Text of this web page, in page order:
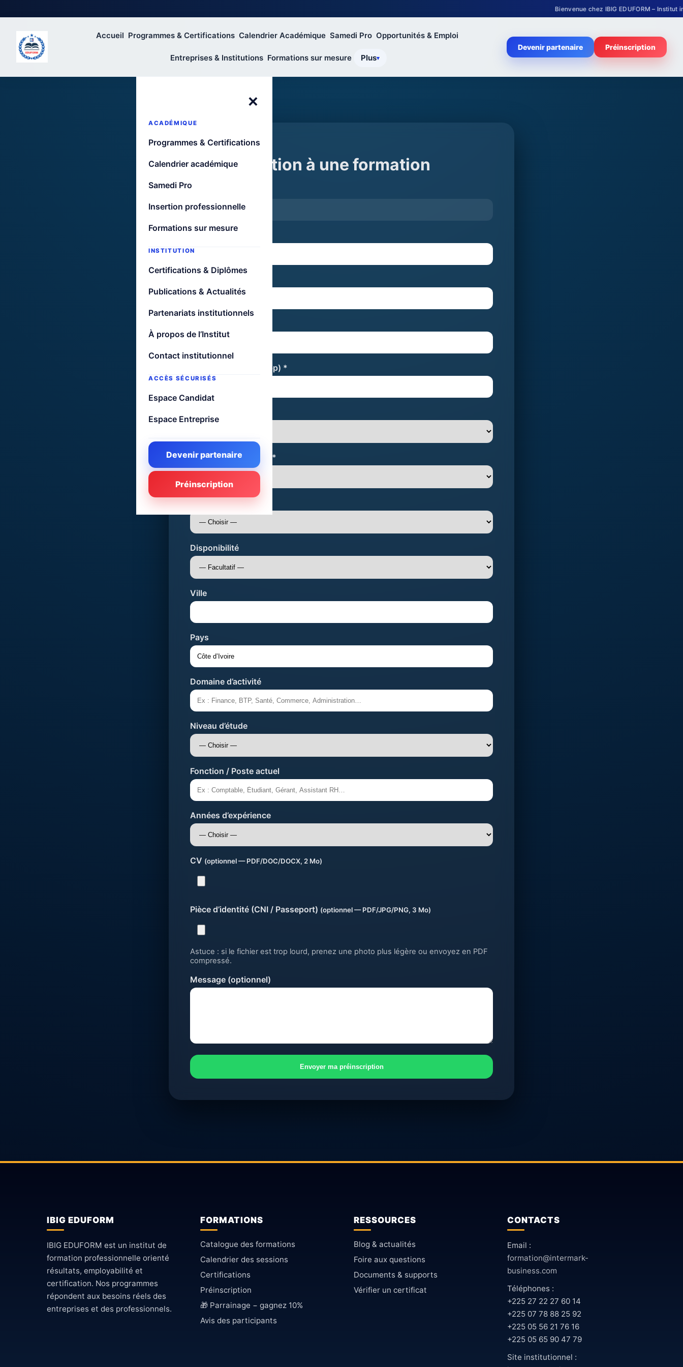
Bienvenue chez IBIG EDUFORM – Institut
Accueil Programmes & Certifications Calendrier Académique Samedi Pro Opportunités & Emploi
Entreprises & Institutions Formations sur mesure Plus
Devenir partenaire Préinscription
×
ACADÉMIQUE
Programmes & Certifications
Calendrier académique
Samedi Pro
Insertion professionnelle
Formations sur mesure
INSTITUTION
Certifications & Diplômes
Publications & Actualités
Partenariats institutionnels
À propos de l’Institut
Contact institutionnel
ACCÈS SÉCURISÉS
Espace Candidat
Espace Entreprise
Devenir partenaire
Préinscription
Préinscription à une formation
Formation choisie
Nom *
Téléphone (WhatsApp) *
Statut professionnel *
Disponibilité
Ville
Pays
Domaine d’activité
Niveau d’étude
Fonction / Poste actuel
Années d’expérience
CV (optionnel — PDF/DOC/DOCX, 2 Mo)
Pièce d’identité (CNI / Passeport) (optionnel — PDF/JPG/PNG, 3 Mo)
Astuce : si le fichier est trop lourd, prenez une photo plus légère ou envoyez en PDF
compressé.
Message (optionnel)
Envoyer ma préinscription
IBIG EDUFORM
IBIG EDUFORM est un institut de
formation professionnelle orienté
résultats, employabilité et
certification. Nos programmes
répondent aux besoins réels des
entreprises et des professionnels.
FORMATIONS
Catalogue des formations
Calendrier des sessions
Certifications
Préinscription
🎁 Parrainage − gagnez 10%
Avis des participants
RESSOURCES
Blog & actualités
Foire aux questions
Documents & supports
Vérifier un certificat
CONTACTS
Email :
formation@intermark-
business.com
Téléphones :
+225 27 22 27 60 14
+225 07 78 88 25 92
+225 05 56 21 76 16
+225 05 65 90 47 79
Site institutionnel :